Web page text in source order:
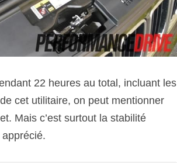
22 heures au total, incluant les
cet utilitaire, on peut mentionner
Mais c’est surtout la stabilité